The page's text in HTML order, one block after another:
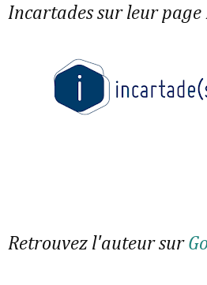
Incartades sur leur page
Retrouvez l'auteur sur